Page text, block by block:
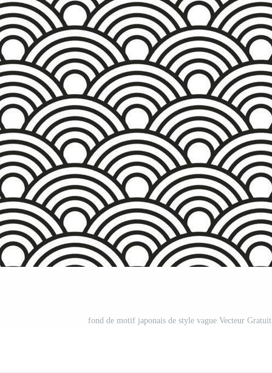
fond de motif japonais de style vague Vecteur Gratuit